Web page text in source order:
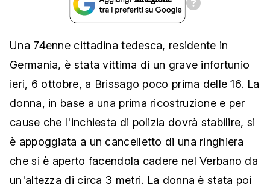
Una 74enne cittadina tedesca, residente in
Germania, è stata vittima di un grave infortunio
ieri, 6 ottobre, a Brissago poco prima delle 16. La
donna, in base a una prima ricostruzione e per
cause che l'inchiesta di polizia dovrà stabilire, si
è appoggiata a un cancelletto di una ringhiera
che si è aperto facendola cadere nel Verbano da
un'altezza di circa 3 metri. La donna è stata poi